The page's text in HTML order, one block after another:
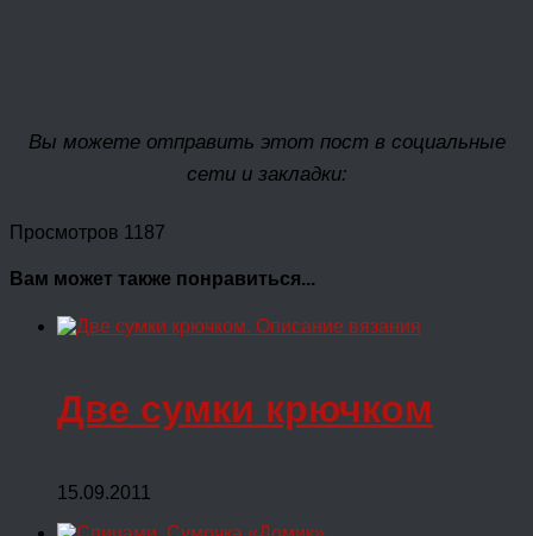
Вы можете отправить этот пост в социальные
сети и закладки:
Просмотров 1187
Вам может также понравиться...
Две сумки крючком
15.09.2011